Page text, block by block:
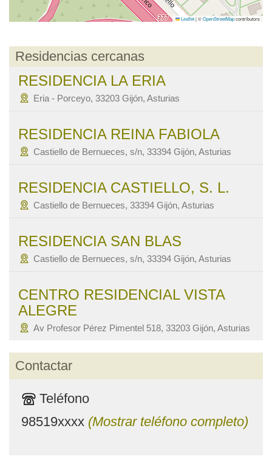
Leaflet|©OpenStreetMapcontributors
Residencias cercanas
RESIDENCIA LA ERIA
Eria - Porceyo, 33203 Gijón, Asturias
RESIDENCIA REINA FABIOLA
Castiello de Bernueces, s/n, 33394 Gijón, Asturias
RESIDENCIA CASTIELLO, S. L.
Castiello de Bernueces, 33394 Gijón, Asturias
RESIDENCIA SAN BLAS
Castiello de Bernueces, s/n, 33394 Gijón, Asturias
CENTRO RESIDENCIAL VISTA
ALEGRE
Av Profesor Pérez Pimentel 518, 33203 Gijón, Asturias
Contactar
Teléfono
98519xxxx (Mostrar teléfono completo)